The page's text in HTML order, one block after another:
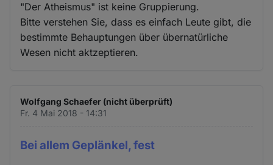
"Der Atheismus" ist keine Gruppierung.
Bitte verstehen Sie, dass es einfach Leute gibt, die
bestimmte Behauptungen über übernatürliche
Wesen nicht aktzeptieren.
Wolfgang Schaefer (nicht überprüft)
Fr. 4 Mai 2018 - 14:31
Bei allem Geplänkel, fest